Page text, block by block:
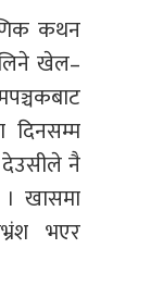
कथन
खेल–
दिनसम्म
नै
खासमा
भएर